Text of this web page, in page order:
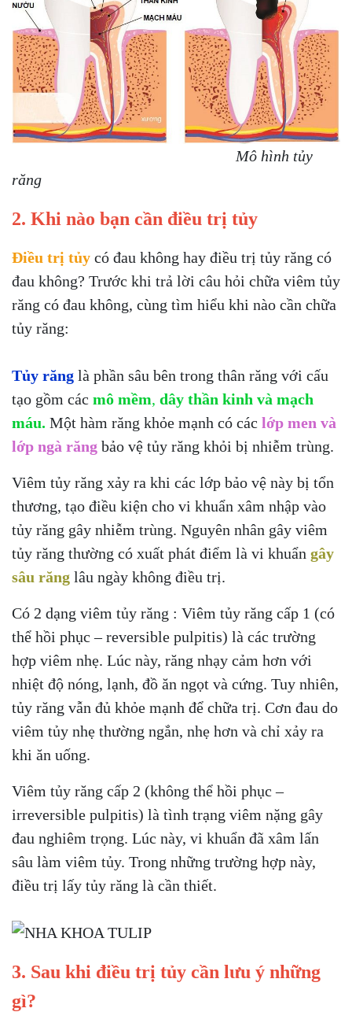
Mô hình tủy
răng
2. Khi nào bạn cần điều trị tủy
Điều trị tủy có đau không hay điều trị tủy răng có
đau không? Trước khi trả lời câu hỏi chữa viêm tủy
răng có đau không, cùng tìm hiểu khi nào cần chữa
tủy răng:
Tủy răng là phần sâu bên trong thân răng với cấu
tạo gồm các mô mềm, dây thần kinh và mạch
máu. Một hàm răng khỏe mạnh có các lớp men và
lớp ngà răng bảo vệ tủy răng khỏi bị nhiễm trùng.
Viêm tủy răng xảy ra khi các lớp bảo vệ này bị tổn
thương, tạo điều kiện cho vi khuẩn xâm nhập vào
tủy răng gây nhiễm trùng. Nguyên nhân gây viêm
tủy răng thường có xuất phát điểm là vi khuẩn gây
sâu răng lâu ngày không điều trị.
Có 2 dạng viêm tủy răng : Viêm tủy răng cấp 1 (có
thể hồi phục – reversible pulpitis) là các trường
hợp viêm nhẹ. Lúc này, răng nhạy cảm hơn với
nhiệt độ nóng, lạnh, đồ ăn ngọt và cứng. Tuy nhiên,
tủy răng vẫn đủ khỏe mạnh để chữa trị. Cơn đau do
viêm tủy nhẹ thường ngắn, nhẹ hơn và chỉ xảy ra
khi ăn uống.
Viêm tủy răng cấp 2 (không thể hồi phục –
irreversible pulpitis) là tình trạng viêm nặng gây
đau nghiêm trọng. Lúc này, vi khuẩn đã xâm lấn
sâu làm viêm tủy. Trong những trường hợp này,
điều trị lấy tủy răng là cần thiết.
3. Sau khi điều trị tủy cần lưu ý những
gì?